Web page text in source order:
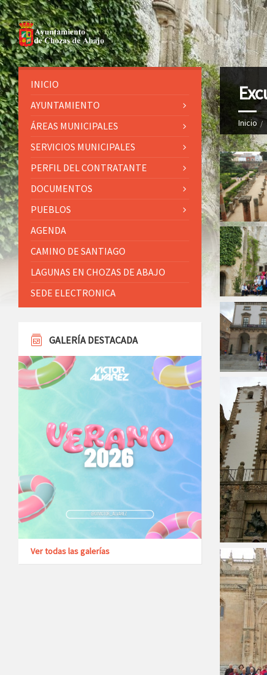
Inicio
INICIO
AYUNTAMIENTO
ÁREAS MUNICIPALES
SERVICIOS MUNICIPALES
PERFIL DEL CONTRATANTE
DOCUMENTOS
PUEBLOS
AGENDA
CAMINO DE SANTIAGO
LAGUNAS EN CHOZAS DE ABAJO
SEDE ELECTRONICA
GALERÍA DESTACADA
Ver todas las galerías